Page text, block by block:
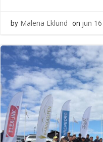
by Malena Eklund on jun 16